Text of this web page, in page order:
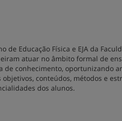
de Educação Física e EJA da
atuar no âmbito formal de
de conhecimento, oportunizando
conteúdos, métodos e
dos alunos.